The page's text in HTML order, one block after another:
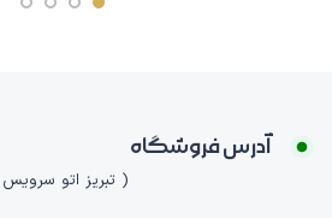
آدرس فروشگاه
( تبریز اتو